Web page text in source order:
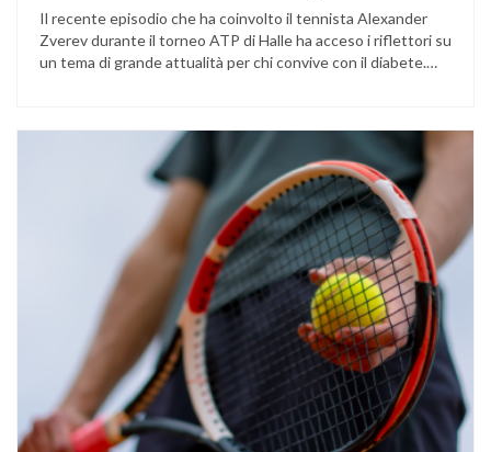
Il recente episodio che ha coinvolto il tennista Alexander
Zverev durante il torneo ATP di Halle ha acceso i riflettori su
un tema di grande attualità per chi convive con il diabete.
glucosio lo aveva portato …